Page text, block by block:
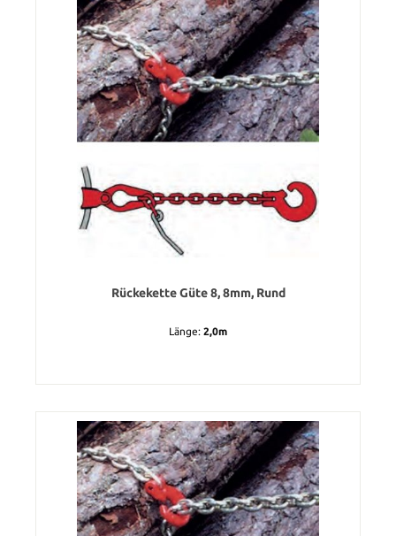
Rückekette Güte 8, 8mm, Rund
Länge: 2,0m